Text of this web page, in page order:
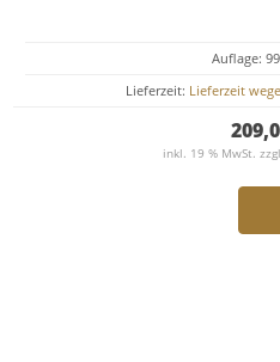
Auflage:
Lieferzeit: Lieferzeit
inkl. 19 % MwSt.